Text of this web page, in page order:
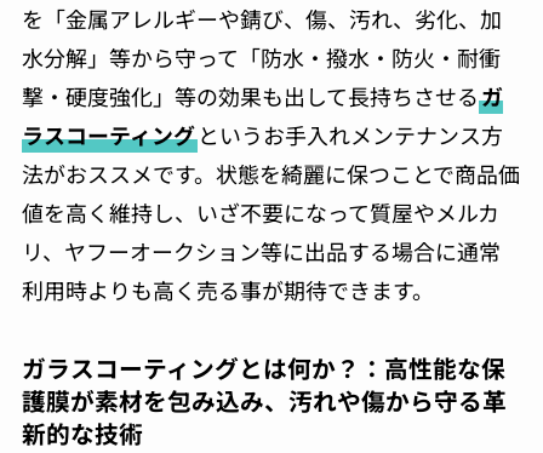
を「金属アレルギーや錆び、傷、汚れ、劣化、加
水分解」等から守って「防水・撥水・防火・耐衝
撃・硬度強化」等の効果も出して長持ちさせるガ
ラスコーティングというお手入れメンテナンス方
法がおススメです。状態を綺麗に保つことで商品価
値を高く維持し、いざ不要になって質屋やメルカ
リ、ヤフーオークション等に出品する場合に通常
利用時よりも高く売る事が期待できます。
ガラスコーティングとは何か？：高性能な保
護膜が素材を包み込み、汚れや傷から守る革
新的な技術